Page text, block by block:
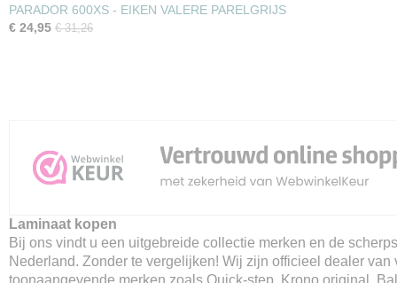
PARADOR 600XS - EIKEN VALERE PARELGRIJS
€ 24,95 € 31,26
Laminaat kopen
Bij ons vindt u een uitgebreide collectie merken en de
Nederland. Zonder te vergelijken! Wij zijn officieel dealer van